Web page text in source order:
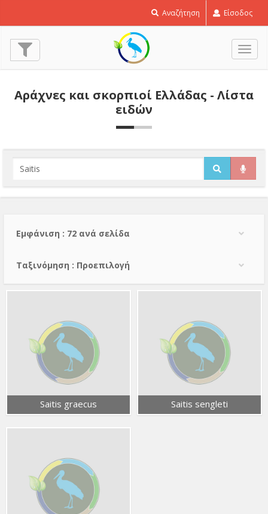
Αναζήτηση Είσοδος
Αράχνες και σκορπιοί Ελλάδας - Λίστα
ειδών
Εμφάνιση : 72 ανά σελίδα
Тαξινόμηση : Προεπιλογή
Saitis graecus Saitis sengleti